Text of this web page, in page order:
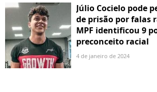
Júlio Cocielo pode
de prisão por falas
MPF identificou 9
preconceito racial
4 de janeiro de 2024